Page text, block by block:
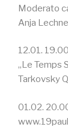
Moderato
Anja
12.01.
„Le Temps
Tarkovsky
01.02.